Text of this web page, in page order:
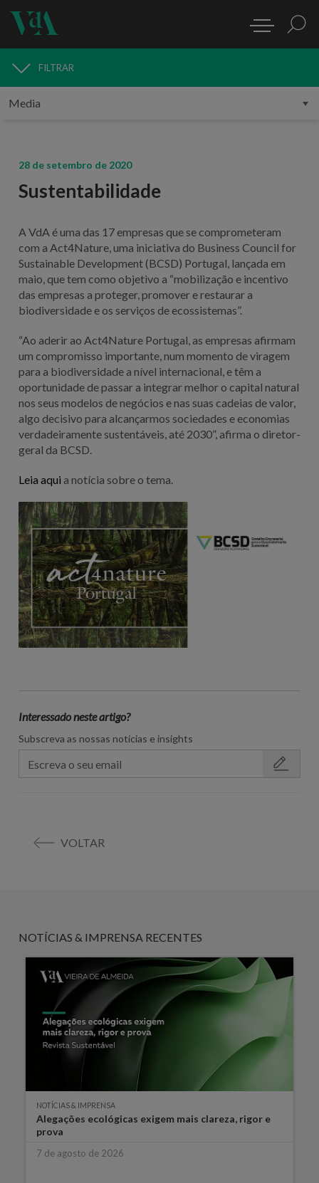
MEDIA
FILTRAR
28 de setembro de 2020
Sustentabilidade
A VdA é uma das 17 empresas que se comprometeram
com a Act4Nature, uma iniciativa do Business Council for
Sustainable Development (BCSD) Portugal, lançada em
maio, que tem como objetivo a “mobilização e incentivo
das empresas a proteger, promover e restaurar a
biodiversidade e os serviços de ecossistemas”.
“Ao aderir ao Act4Nature Portugal, as empresas afirmam
um compromisso importante, num momento de viragem
para a biodiversidade a nível internacional, e têm a
oportunidade de passar a integrar melhor o capital natural
nos seus modelos de negócios e nas suas cadeias de valor,
algo decisivo para alcançarmos sociedades e economias
verdadeiramente sustentáveis, até 2030”, afirma o diretor-
geral da BCSD.
Leia aqui a notícia sobre o tema.
Interessado neste artigo?
Subscreva as nossas notícias e insights
VOLTAR
NOTÍCIAS & IMPRENSA RECENTES
NOTÍCIAS & IMPRENSA
Alegações ecológicas exigem mais clareza, rigor e
prova
7 de agosto de 2026